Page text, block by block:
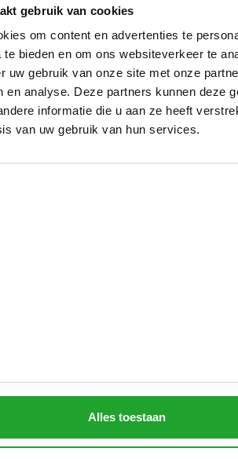
gebruik van cookies
om content en advertenties te
bieden en om ons websiteverkeer te
uw gebruik van onze site met onze
en analyse. Deze partners kunnen deze
informatie die u aan ze heeft
van uw gebruik van hun services.
Alles toestaan
Contact
Storingsmeldingen
Portaal